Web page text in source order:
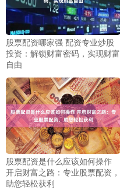
股票配资哪家强 配资专业炒股
投资：解锁财富密码，实现财富
自由
股票配资是什么应该如何操作
开启财富之路：专业股票配资，
助您轻松获利